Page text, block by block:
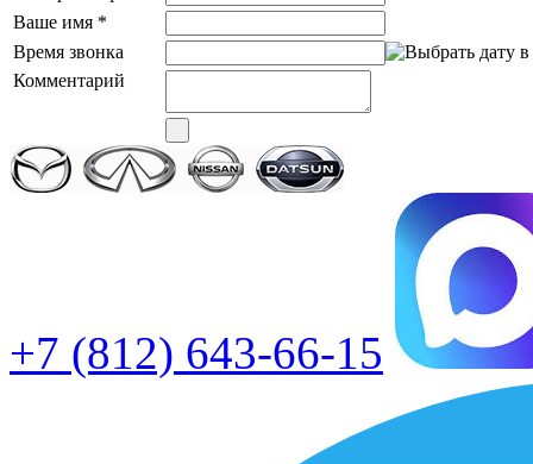
Ваше имя *
Время звонка
Комментарий
+7 (812) 643-66-15